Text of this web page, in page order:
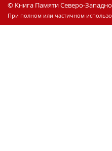
© Книга Памяти Северо-
При полном или частичном